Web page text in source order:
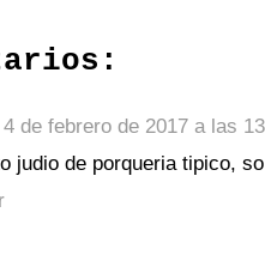
4 de febrero de 2017 a las
judio de porqueria tipico,